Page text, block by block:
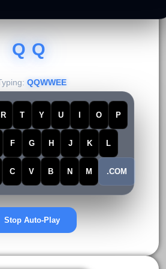
QQWWEE
R T Y U I O P
F G H J K L
C V B N M .COM
Stop Auto-Play